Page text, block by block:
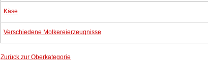
Käse
Verschiedene Molkereierzeugnisse
Zurück zur Oberkategorie